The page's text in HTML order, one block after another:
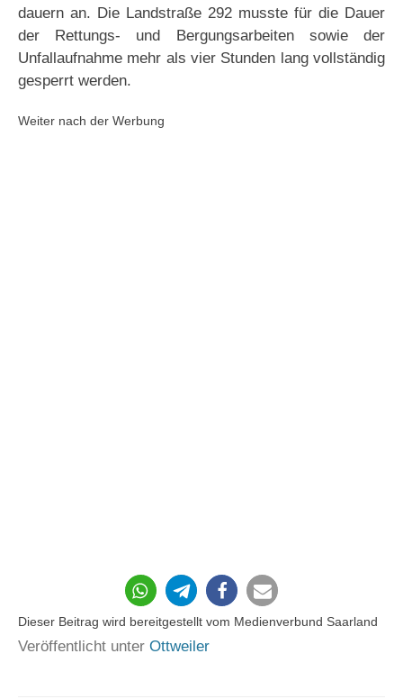
dauern an. Die Landstraße 292 musste für die Dauer
der Rettungs- und Bergungsarbeiten sowie der
Unfallaufnahme mehr als vier Stunden lang vollständig
gesperrt werden.
Weiter nach der Werbung
182
Dieser Beitrag wird bereitgestellt vom Medienverbund Saarland
Veröffentlicht unter Ottweiler